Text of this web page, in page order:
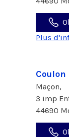
Plus
Coulon
Maçon,
3 imp
44690